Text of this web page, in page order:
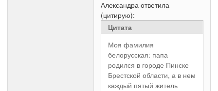
Александра ответила
(цитирую):
Цитата
Моя фамилия
белорусская: папа
родился в городе Пинске
Брестской области, а в нем
каждый пятый житель